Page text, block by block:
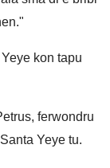
kon tapu
ferwondru
Yeye tu.